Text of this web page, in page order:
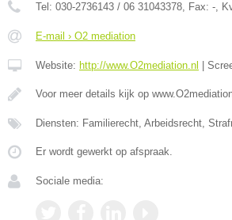
Tel: 030-2736143 / 06 31043378, Fax: -,
E-mail › O2 mediation
Website: http://www.O2mediation.nl
Voor meer details kijk op
Diensten: Familierecht, Arbeidsrecht,
Er wordt gewerkt op afspraak.
Sociale media: